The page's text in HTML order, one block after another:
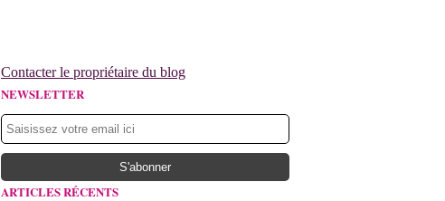
Contacter le propriétaire du blog
NEWSLETTER
ARTICLES RÉCENTS